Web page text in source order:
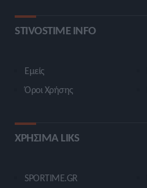
STIVOSTIME INFO
Εμείς
Όροι Χρήσης
ΧΡΗΣΙΜΑ LIKS
SPORTIME.GR